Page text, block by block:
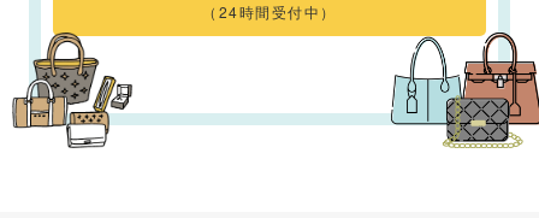
（24時間受付中）